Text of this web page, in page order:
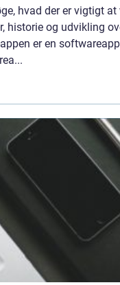
hvad der er vigtigt
historie og udvikling
er en